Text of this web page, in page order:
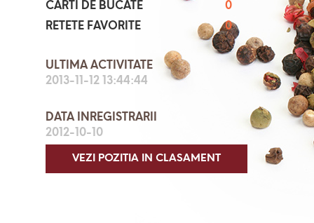
CARTI DE BUCATE
0
RETETE FAVORITE
0
ULTIMA ACTIVITATE
2013-11-12 13:44:44
DATA INREGISTRARII
2012-10-10
VEZI POZITIA IN CLASAMENT